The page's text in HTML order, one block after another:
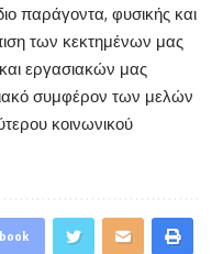
παράγοντα, φυσικής και
των κεκτημένων μας
εργασιακών μας
συμφέρον των μελών
κοινωνικού